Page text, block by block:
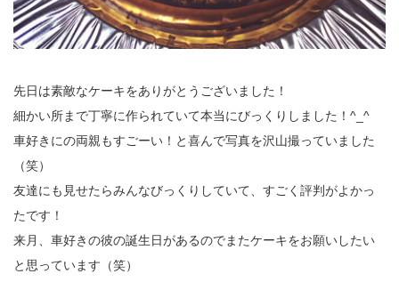
先日は素敵なケーキをありがとうございました！
細かい所まで丁寧に作られていて本当にびっくりしました！^_^
車好きにの両親もすごーい！と喜んで写真を沢山撮っていました
（笑）
友達にも見せたらみんなびっくりしていて、すごく評判がよかっ
たです！
来月、車好きの彼の誕生日があるのでまたケーキをお願いしたい
と思っています（笑）